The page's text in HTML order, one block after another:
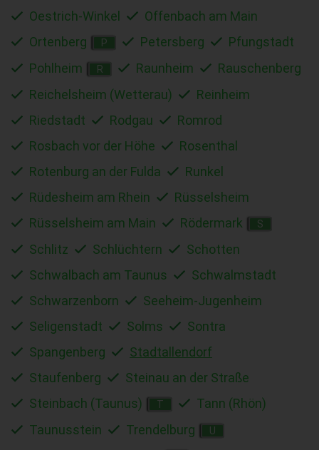
Oestrich-Winkel
Offenbach am Main
Ortenberg
P Petersberg
Pfungstadt
Pohlheim
R Raunheim
Rauschenberg
Reichelsheim (Wetterau)
Reinheim
Riedstadt
Rodgau
Romrod
Rosbach vor der Höhe
Rosenthal
Rotenburg an der Fulda
Runkel
Rüdesheim am Rhein
Rüsselsheim
Rüsselsheim am Main
Rödermark S
Schlitz Schlüchtern
Schotten
Schwalbach am Taunus
Schwalmstadt
Schwarzenborn
Seeheim-Jugenheim
Seligenstadt
Solms
Sontra
Spangenberg
Stadtallendorf
Staufenberg
Steinau an der Straße
Steinbach (Taunus)
T
Tann (Rhön)
Taunusstein
Trendelburg U